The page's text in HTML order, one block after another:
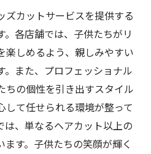
ズカットサービスを提供する
各店舗では、子供たちがリ
楽しめるよう、親しみやすい
また、プロフェッショナル
ちの個性を引き出すスタイル
して任せられる環境が整って
は、単なるヘアカット以上の
す。子供たちの笑顔が輝く